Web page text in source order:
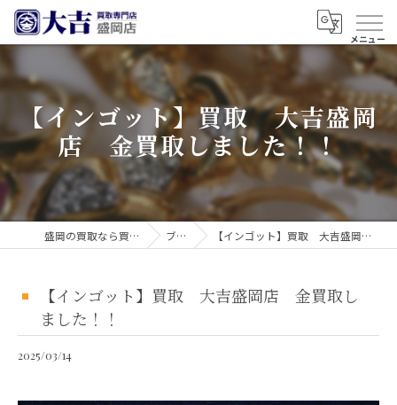
【インゴット】買取 大吉盛岡
店 金買取しました！！
盛岡の買取なら買取大吉 盛岡店 ブログ 【インゴット】買取 大吉盛岡店 金買取しました！！
【インゴット】買取 大吉盛岡店 金買取し
ました！！
2025/03/14